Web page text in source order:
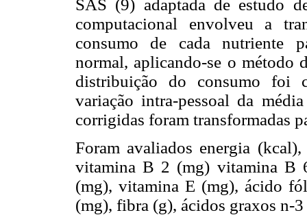
SAS (9) adaptada de estudo
computacional envolveu a
consumo de cada nutriente
normal, aplicando-se o método
distribuição do consumo foi
variação intra-pessoal da
corrigidas foram transformadas
Foram avaliados energia
vitamina B 2 (mg) vitamina B
(mg), vitamina E (mg), ácido
(mg), fibra (g), ácidos graxos n-